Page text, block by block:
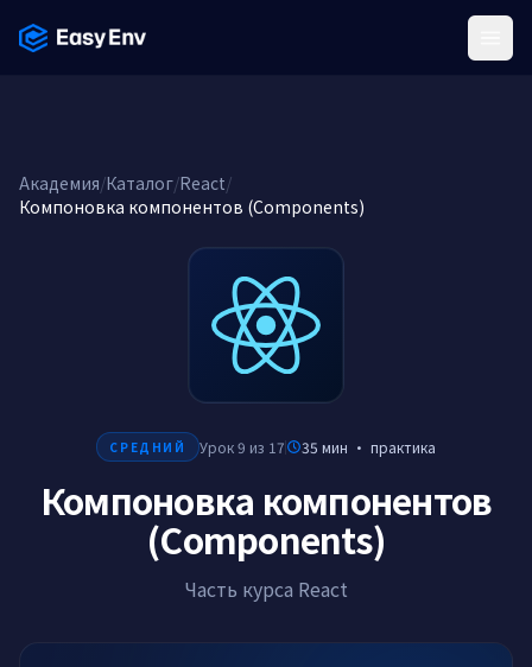
Академия/Каталог/React/
Компоновка компонентов (Components)
СРЕДНИЙ Урок 9 из 17 35 мин · практика
Компоновка компонентов
(Components)
Часть курса React